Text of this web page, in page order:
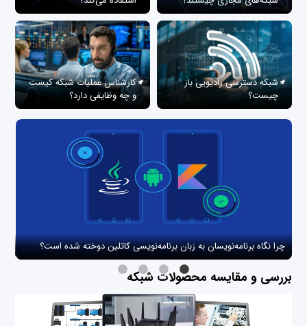
شبکه دسترسی رادیویی باز
چیست؟
کارشناس عملیات شبکه کیست
و چه وظایفی دارد؟
چرا نگاه برنامه‌نویسان به زبان برنامه‌نویسی کاتلین دوخته شده است؟
بررسی و مقایسه محصولات شبکه